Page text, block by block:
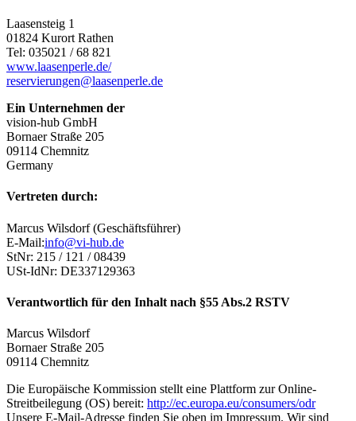
Laasensteig 1
01824 Kurort Rathen
Tel: 035021 / 68 821
www.laasenperle.de/
reservierungen@laasenperle.de
Ein Unternehmen der
vision-hub GmbH
Bornaer Straße 205
09114 Chemnitz
Germany
Vertreten durch:
Marcus Wilsdorf (Geschäftsführer)
E-Mail:info@vi-hub.de
StNr: 215 / 121 / 08439
USt-IdNr: DE337129363
Verantwortlich für den Inhalt nach §55 Abs.2 RSTV
Marcus Wilsdorf
Bornaer Straße 205
09114 Chemnitz
Die Europäische Kommission stellt eine Plattform zur Online-
Streitbeilegung (OS) bereit: http://ec.europa.eu/consumers/odr
Unsere E-Mail-Adresse finden Sie oben im Impressum. Wir sind